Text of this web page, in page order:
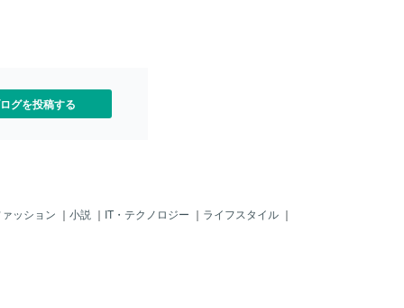
々と世界に響く！ ■気づ
グを投稿する
ッション ｜ 小説 ｜ IT・テクノロジー ｜ ライフスタイル ｜